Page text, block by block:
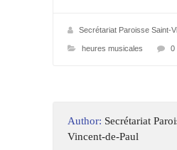
Secrétariat Paroisse Saint-
heures musicales 0
Author: Secrétariat
Vincent-de-Paul